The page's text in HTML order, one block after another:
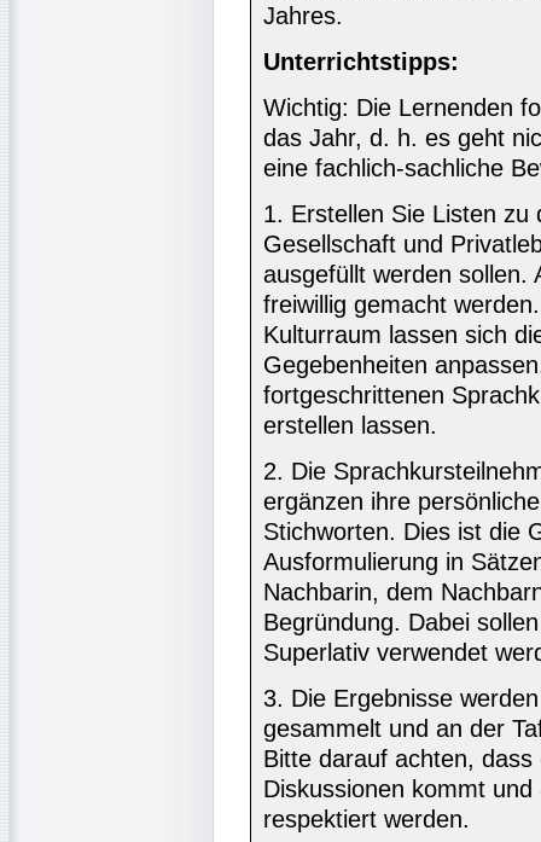
Jahres.
Unterrichtstipps:
Wichtig: Die Lernenden
das Jahr, d. h. es geht
eine fachlich-sachliche
1. Erstellen Sie Listen zu
Gesellschaft und
ausgefüllt werden sollen.
freiwillig gemacht
Kulturraum lassen sich
Gegebenheiten
fortgeschrittenen
erstellen lassen.
2. Die
ergänzen ihre
Stichworten. Dies ist die
Ausformulierung in
Nachbarin, dem
Begründung. Dabei
Superlativ verwendet
3. Die Ergebnisse
gesammelt und an der
Bitte darauf achten,
Diskussionen kommt
respektiert werden.